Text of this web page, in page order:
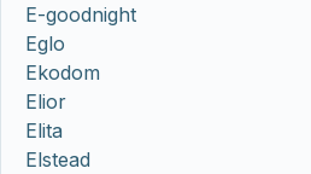
E-goodnight
Eglo
Ekodom
Elior
Elita
Elstead